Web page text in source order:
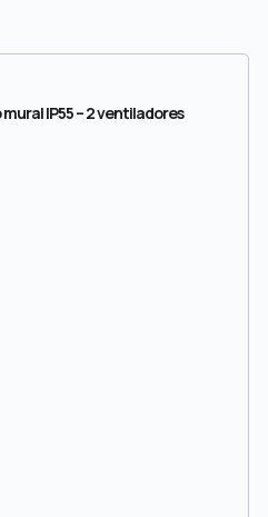
IP55 – 2 ventiladores